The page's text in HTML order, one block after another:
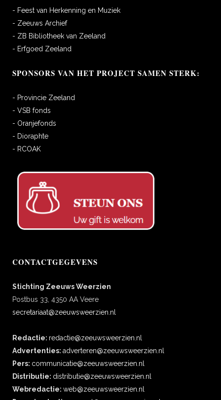
- Feest van Herkenning en Muziek
- Zeeuws Archief
- ZB Bibliotheek van Zeeland
- Erfgoed Zeeland
SPONSORS VAN HET PROJECT SAMEN STERK:
- Provincie Zeeland
- VSB fonds
- Oranjefonds
- Dioraphte
- RCOAK
CONTACTGEGEVENS
Stichting Zeeuws Weerzien
Postbus 33, 4350 AA Veere
secretariaat@zeeuwsweerzien.nl
Redactie: redactie@zeeuwsweerzien.nl
Advertenties: adverteren@zeeuwsweerzien.nl
Pers: communicatie@zeeuwsweerzien.nl
Distributie: distributie@zeeuwsweerzien.nl
Webredactie: web@zeeuwsweerzien.nl